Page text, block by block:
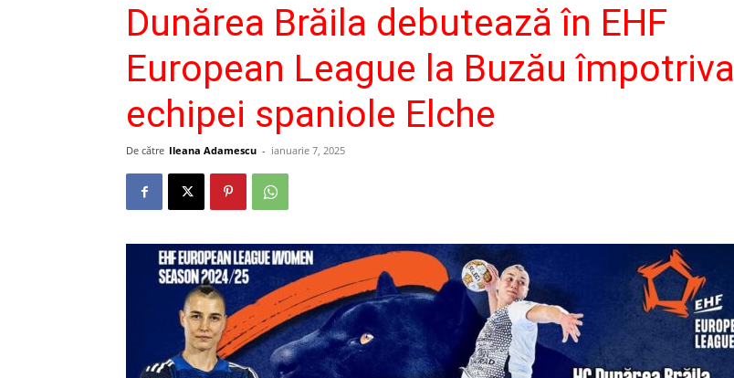
Dunărea Brăila debutează în EHF
European League la Buzău împotriva
echipei spaniole Elche
De către Ileana Adamescu - ianuarie 7, 2025